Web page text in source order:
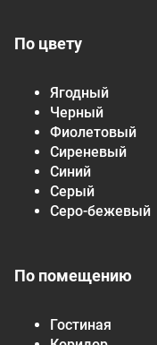
По цвету
Ягодный
Черный
Фиолетовый
Сиреневый
Синий
Серый
Серо-бежевый
По помещению
Гостиная